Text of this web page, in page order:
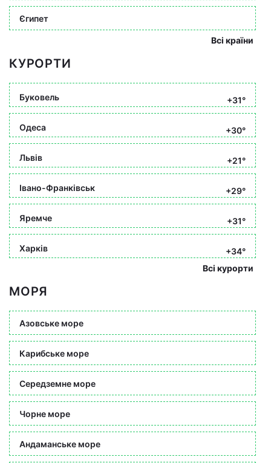
Єгипет
Всі країни
КУРОРТИ
Буковель +31°
Одеса +30°
Львів +21°
Івано-Франківськ +29°
Яремче +31°
Харків
+34°
Всі курорти
МОРЯ
Азовське море
Карибське море
Середземне море
Чорне море
Андаманське море